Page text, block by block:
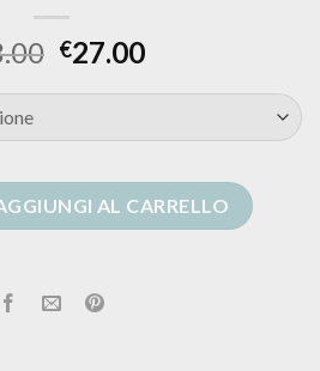
€27.00
quantitàAL CARRELLO